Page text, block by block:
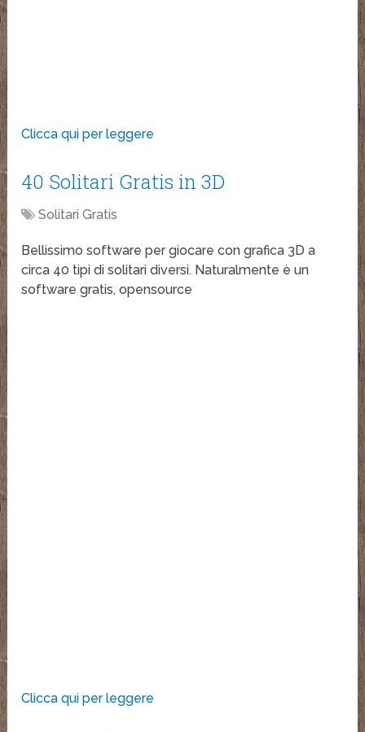
Clicca qui per leggere
40 Solitari Gratis in 3D
Solitari Gratis
Bellissimo software per giocare con grafica 3D a
circa 40 tipi di solitari diversi. Naturalmente è un
software gratis, opensource
Clicca qui per leggere